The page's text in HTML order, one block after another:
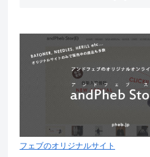
フェブのオリジナルサイト